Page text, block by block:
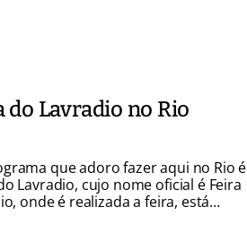
do Lavradio no Rio
que adoro fazer aqui no Rio é
Lavradio, cujo nome oficial é Feira
onde é realizada a feira, está
não deixam dúvidas quanto ao